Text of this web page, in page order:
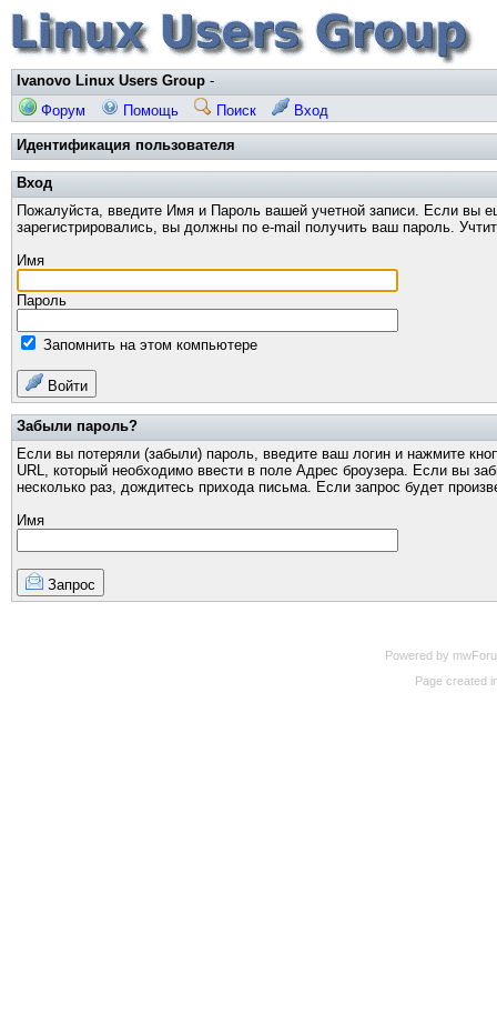
Ivanovo Linux Users Group -
Форум
Помощь Поиск Вход
Идентификация пользователя
Вход
Пожалуйста, введите Имя и Пароль вашей учетной записи. Если вы
зарегистрировались, вы должны по e-mail получить ваш пароль.
Имя
Пароль
Запомнить на этом компьютере
Войти
Забыли пароль?
Если вы потеряли (забыли) пароль, введите ваш логин и нажмите
URL, который необходимо ввести в поле Адрес броузера. Если вы
несколько раз, дождитесь прихода письма. Если запрос будет
Имя
Запрос
Powered by
Page created